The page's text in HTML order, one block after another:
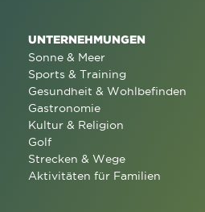
UNTERNEHMUNGEN
Sonne & Meer
Sports & Training
Gesundheit & Wohlbefinden
Gastronomie
Kultur & Religion
Golf
Strecken & Wege
Aktivitäten für Familien